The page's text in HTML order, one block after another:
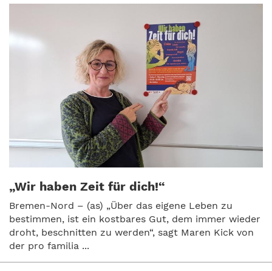
„Wir haben Zeit für dich!“
Bremen-Nord – (as) „Über das eigene Leben zu
bestimmen, ist ein kostbares Gut, dem immer wieder
droht, beschnitten zu werden“, sagt Maren Kick von
der pro familia ...